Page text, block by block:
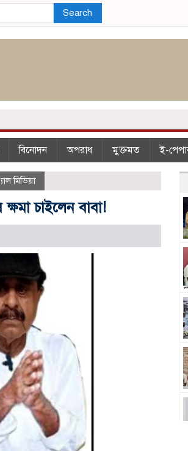
Search
বিনোদন অপরাধ মুক্তমত ই-
মিডিয়া
চাইলেন বাবা!